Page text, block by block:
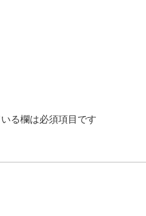
る欄は必須項目です